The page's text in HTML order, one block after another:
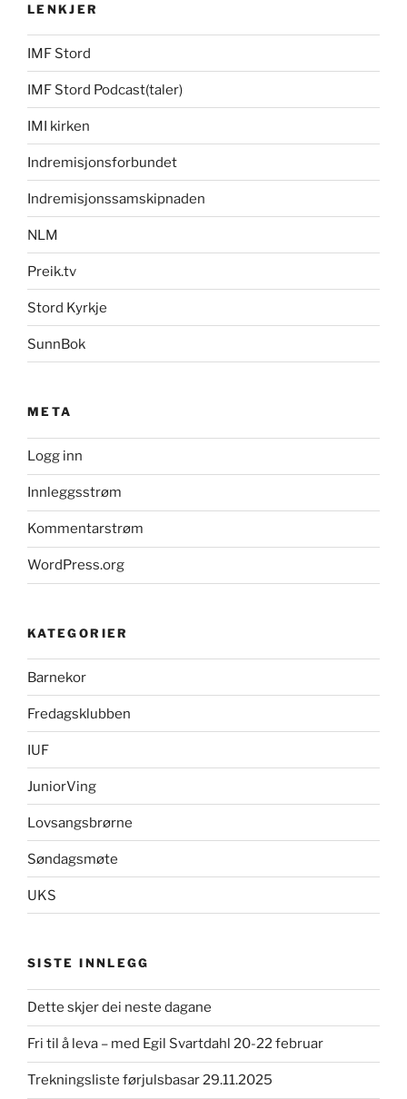
LENKJER
IMF Stord
IMF Stord Podcast(taler)
IMI kirken
Indremisjonsforbundet
Indremisjonssamskipnaden
NLM
Preik.tv
Stord Kyrkje
SunnBok
META
Logg inn
Innleggsstrøm
Kommentarstrøm
WordPress.org
KATEGORIER
Barnekor
Fredagsklubben
IUF
JuniorVing
Lovsangsbrørne
Søndagsmøte
UKS
SISTE INNLEGG
Dette skjer dei neste dagane
Fri til å leva – med Egil Svartdahl 20-22 februar
Trekningsliste førjulsbasar 29.11.2025